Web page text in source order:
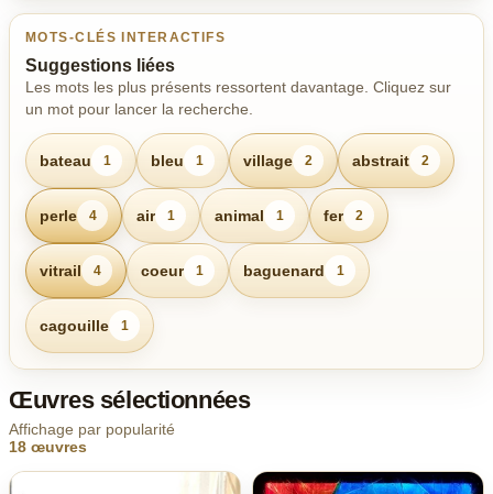
MOTS-CLÉS INTERACTIFS
Suggestions liées
Les mots les plus présents ressortent davantage. Cliquez sur
un mot pour lancer la recherche.
bateau 1 bleu 1 village 2 abstrait 2
perle 4 air 1 animal 1 fer 2
vitrail 4 coeur 1 baguenard 1
cagouille 1
Œuvres sélectionnées
Affichage par popularité
18 œuvres